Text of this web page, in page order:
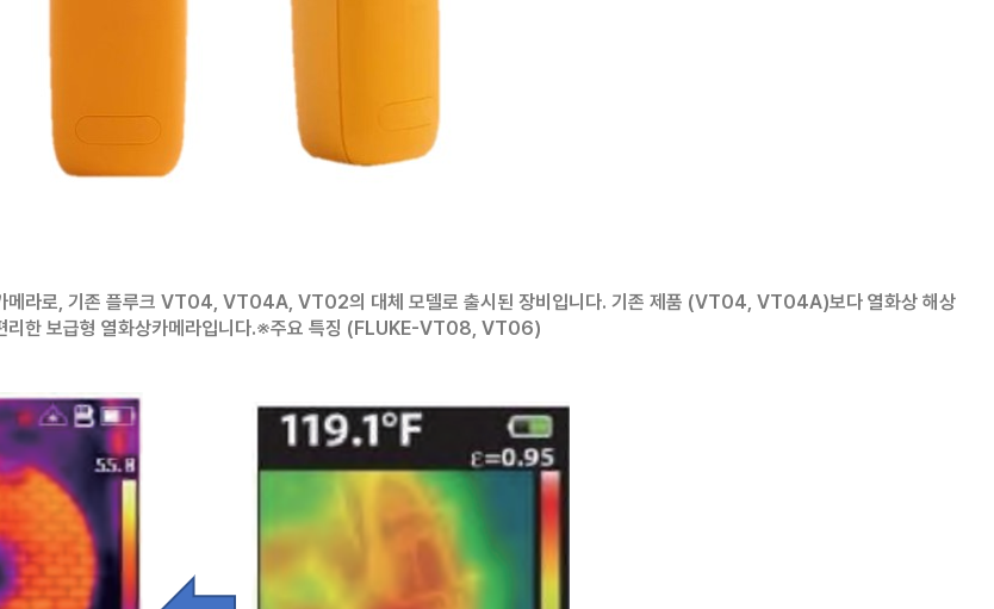
라로, 기존 플루크 VT04, VT04A, VT02의 대체 모델로 출시된 장비입니다. 기존 제품 (VT04, VT04A)보다 열화상 해상
한 보급형 열화상카메라입니다.※주요 특징 (FLUKE-VT08, VT06)